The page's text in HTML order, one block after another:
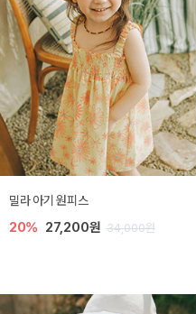
밀라 아기 원피스
20% 27,200원 34,000원